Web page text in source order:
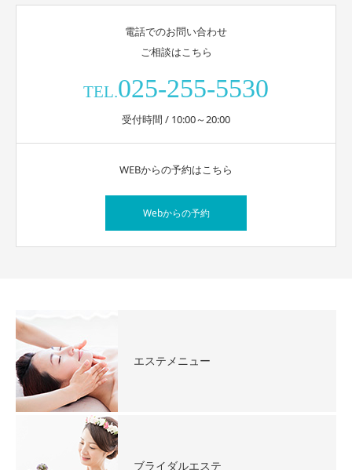
電話でのお問い合わせ
ご相談はこちら
TEL.025-255-5530
受付時間 / 10:00～20:00
WEBからの予約はこちら
Webからの予約
エステメニュー
ブライダルエステ